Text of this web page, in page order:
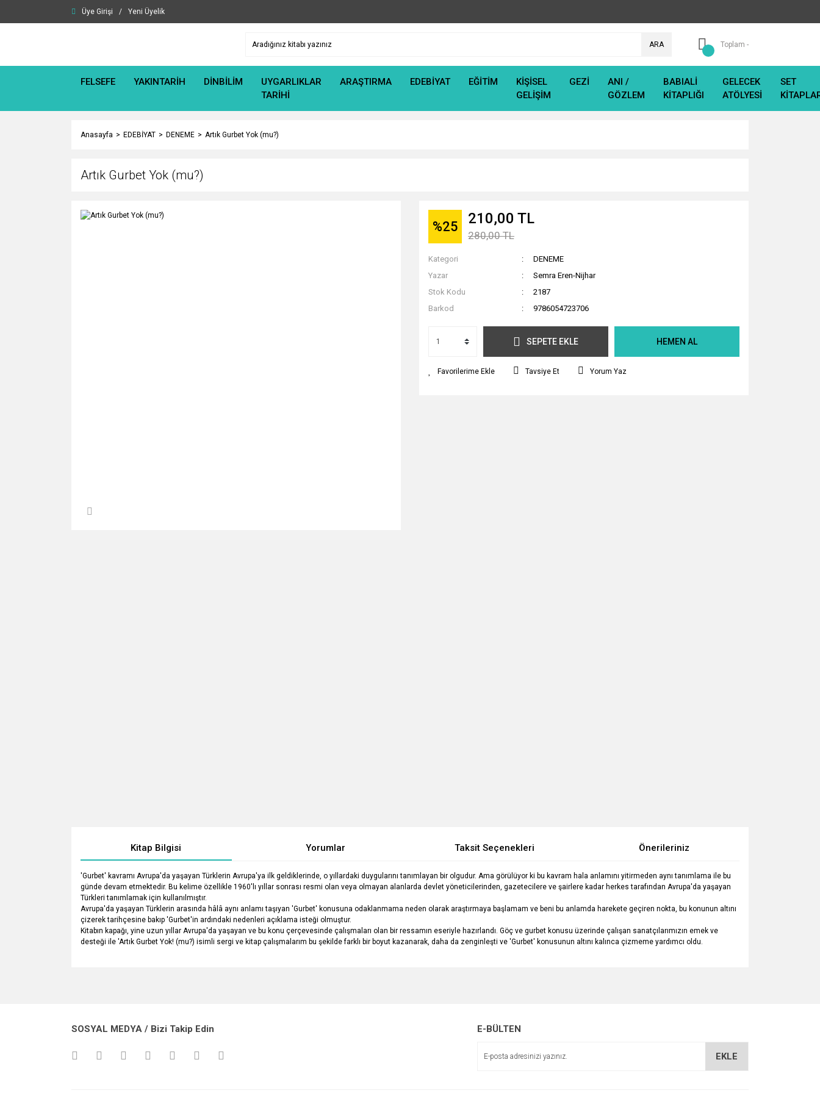
Üye Girişi / Yeni Üyelik
ARA Toplam -
FELSEFE YAKINTARİH DİNBİLİM
UYGARLIKLAR
TARİHİ
ARAŞTIRMA EDEBİYAT EĞİTİM
KİŞİSEL
GELİŞİM
GEZİ
ANI /
GÖZLEM
BABIALİ
KİTAPLIĞI
GELECEK
ATÖLYESİ
SET
Anasayfa EDEBİYAT DENEME Artık Gurbet Yok (mu?)
Artık Gurbet Yok (mu?)
%25 210,00 TL
280,00 TL
Kategori
DENEME
Yazar
Semra Eren-Nijhar
Stok Kodu
2187
Barkod
9786054723706
SEPETE EKLE HEMEN AL
Tavsiye Et Yorum Yaz
Kitap Bilgisi Yorumlar Taksit Seçenekleri Önerileriniz
'Gurbet' kavramı Avrupa'da yaşayan Türklerin Avrupa'ya ilk geldiklerinde, o yıllardaki duygularını tanımlayan bir olgudur. Ama görülüyor ki bu kavram hala anlamını yitirmeden aynı tanımlama ile bu
günde devam etmektedir. Bu kelime özellikle 1960'lı yıllar sonrası resmi olan veya olmayan alanlarda devlet yöneticilerinden, gazetecilere ve şairlere kadar herkes tarafından Avrupa'da yaşayan
Türkleri tanımlamak için kullanılmıştır.
Avrupa'da yaşayan Türklerin arasında hâlâ aynı anlamı taşıyan 'Gurbet' konusuna odaklanmama neden olarak araştırmaya başlamam ve beni bu anlamda harekete geçiren nokta, bu konunun altını
çizerek tarihçesine bakıp 'Gurbet'in ardındaki nedenleri açıklama isteği olmuştur.
Kitabın kapağı, yine uzun yıllar Avrupa'da yaşayan ve bu konu çerçevesinde çalışmaları olan bir ressamın eseriyle hazırlandı. Göç ve gurbet konusu üzerinde çalışan sanatçılarımızın emek ve
desteği ile 'Artık Gurbet Yok! (mu?) isimli sergi ve kitap çalışmalarım bu şekilde farklı bir boyut kazanarak, daha da zenginleşti ve 'Gurbet' konusunun altını kalınca çizmeme yardımcı oldu.
Ürün açıklamasında eksik bilgiler bulunuyor.
SOSYAL MEDYA / Bizi Takip Edin E-BÜLTEN
EKLE